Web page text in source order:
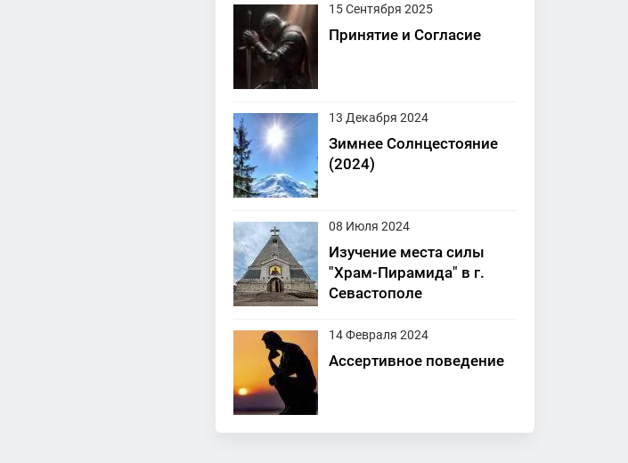
15 Сентября 2025
Принятие и Согласие
13 Декабря 2024
Зимнее Солнцестояние
(2024)
08 Июля 2024
Изучение места силы
"Храм-Пирамида" в г.
Севастополе
14 Февраля 2024
Ассертивное поведение